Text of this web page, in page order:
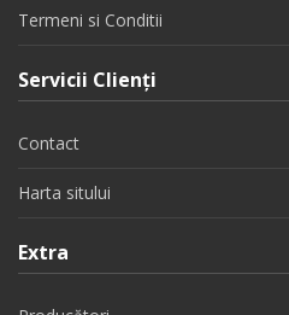
Termeni si Conditii
Servicii Clienţi
Contact
Harta sitului
Extra